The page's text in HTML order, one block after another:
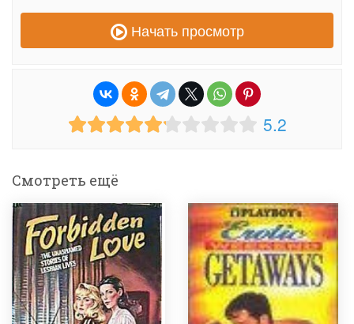
Начать просмотр
5.2
Смотреть ещё